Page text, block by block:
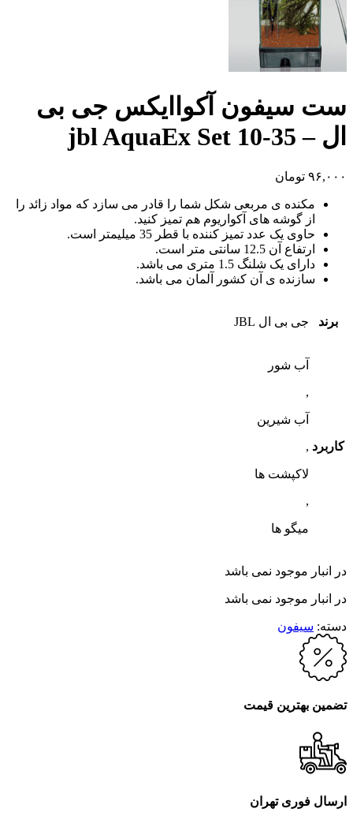
ست سیفون آکواایکس جی بی
ال – jbl AquaEx Set 10-35
۹۶,۰۰۰ تومان
مکنده ی مربعی شکل شما را قادر می سازد که مواد زائد را
از گوشه های آکواریوم هم تمیز کنید.
حاوی یک عدد تمیز کننده با قطر 35 میلیمتر است.
ارتفاع آن 12.5 سانتی متر است.
دارای یک شلنگ 1.5 متری می باشد.
سازنده ی آن کشور آلمان می باشد.
برند جی بی ال JBL
کاربرد
آب شور
,
آب شیرین
,
لاکپشت ها
,
میگو ها
در انبار موجود نمی باشد
در انبار موجود نمی باشد
دسته: سیفون
تضمین بهترین قیمت
ارسال فوری تهران